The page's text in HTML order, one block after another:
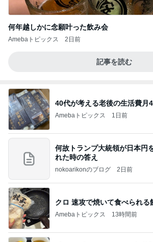
何年越しかに念願叶った飲み会
Amebaトピックス 2日前
記事を読む
40代が考える老後の生活費月
Amebaトピックス 1日前
何故トランプ大統領が日本円
れた時の答え
nokoarikonのブログ 2日前
クロ 速攻で焼いて食べられる
Amebaトピックス 13時間前